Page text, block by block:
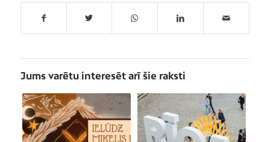
Jums varētu interesēt arī šie raksti